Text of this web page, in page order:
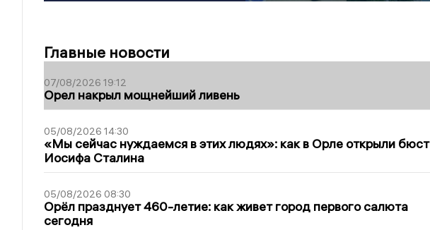
Главные новости
07/08/2026 19:12
Орел накрыл мощнейший ливень
05/08/2026 14:30
«Мы сейчас нуждаемся в этих людях»: как в Орле открыли бюст
Иосифа Сталина
05/08/2026 08:30
Орёл празднует 460-летие: как живет город первого салюта
сегодня